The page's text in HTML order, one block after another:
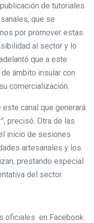
de tutoriales
que se
por promover estas
al sector y lo
que a este
ámbito insular con
comercialización.
canal que generará
precisó. Otra de las
inicio de sesiones
artesanales y los
prestando especial
del sector.
oficiales en Facebook